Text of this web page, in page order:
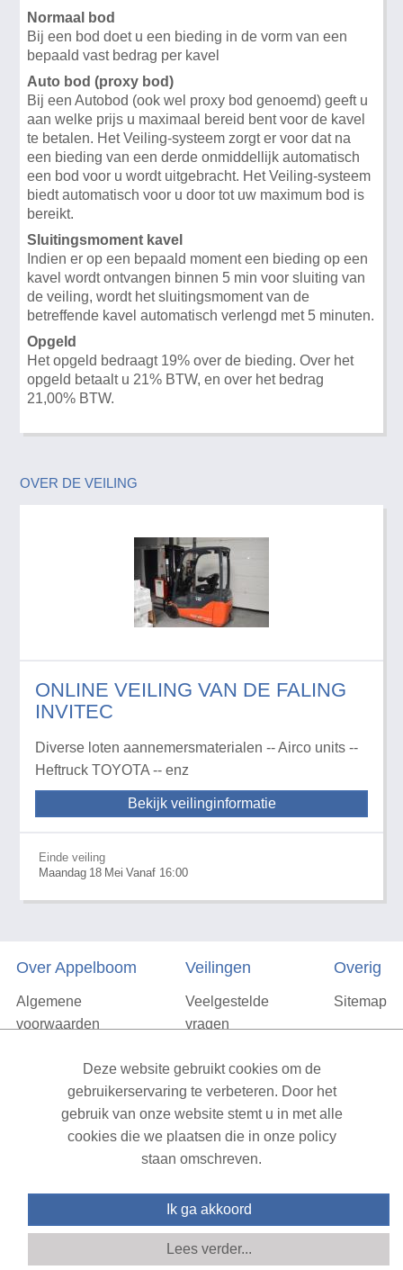
Normaal bod
Bij een bod doet u een bieding in de vorm van een
bepaald vast bedrag per kavel
Auto bod (proxy bod)
Bij een Autobod (ook wel proxy bod genoemd) geeft u
aan welke prijs u maximaal bereid bent voor de kavel
te betalen. Het Veiling-systeem zorgt er voor dat na
een bieding van een derde onmiddellijk automatisch
een bod voor u wordt uitgebracht. Het Veiling-systeem
biedt automatisch voor u door tot uw maximum bod is
bereikt.
Sluitingsmoment kavel
Indien er op een bepaald moment een bieding op een
kavel wordt ontvangen binnen 5 min voor sluiting van
de veiling, wordt het sluitingsmoment van de
betreffende kavel automatisch verlengd met 5 minuten.
Opgeld
Het opgeld bedraagt 19% over de bieding. Over het
opgeld betaalt u 21% BTW, en over het bedrag
21,00% BTW.
OVER DE VEILING
ONLINE VEILING VAN DE FALING
INVITEC
Diverse loten aannemersmaterialen -- Airco units --
Heftruck TOYOTA -- enz
Bekijk veilinginformatie
Einde veiling
Maandag 18 Mei Vanaf 16:00
Over Appelboom
Algemene
voorwaarden
Vacatures
Contact
Veilingen
Veelgestelde
vragen
Overig
Sitemap
| All rights reserved v1.7.6 (NAD-WEB-2)
Deze website gebruikt cookies om de
gebruikerservaring te verbeteren. Door het
gebruik van onze website stemt u in met alle
cookies die we plaatsen die in onze policy
staan omschreven.
Ik ga akkoord
Lees verder...